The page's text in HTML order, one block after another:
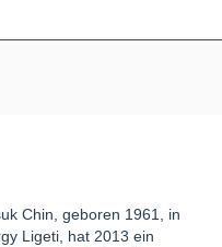
Chin, geboren 1961, in
Ligeti, hat 2013 ein